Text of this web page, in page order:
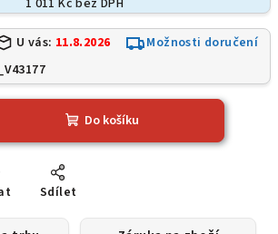
U vás: 11.8.2026
Možnosti doručení
Do košíku
Sdílet